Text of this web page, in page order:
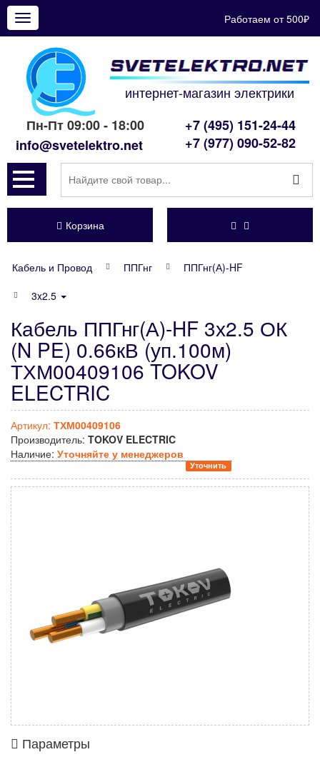
Показать
меню
Работаем от 500₽
интернет-магазин электрики
Пн-Пт 09:00 - 18:00
info@svetelektro.net
+7 (495) 151-24-44
+7 (977) 090-52-82
Корзина
Кабель и Провод ППГнг
ППГнг(А)-HF
3x2.5
Кабель ППГнг(А)-HF 3х2.5 ОК
(N PE) 0.66кВ (уп.100м)
ТХМ00409106 TOKOV
ELECTRIC
Артикул: ТХМ00409106
Производитель: TOKOV ELECTRIC
Наличие: Уточняйте у менеджеров
Уточнить
Параметры